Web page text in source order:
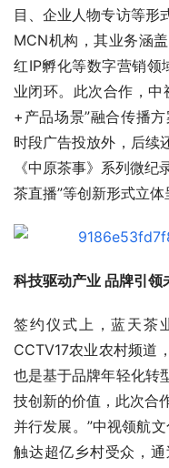
目、企业人物专访等形
MCN机构，其业务涵
红IP孵化等数字营销领
业闭环。此次合作，
+产品场景”融合传播
时段广告投放外，后续
《中原茶事》系列微纪
茶直播”等创新形式立体
科技驱动产业 品牌引领
签约仪式上，蓝天茶
CCTV17农业农村频道
也是基于品牌年轻化转
技创新的价值，此次合
并行发展。”中视领航
触达超亿乡村受众，